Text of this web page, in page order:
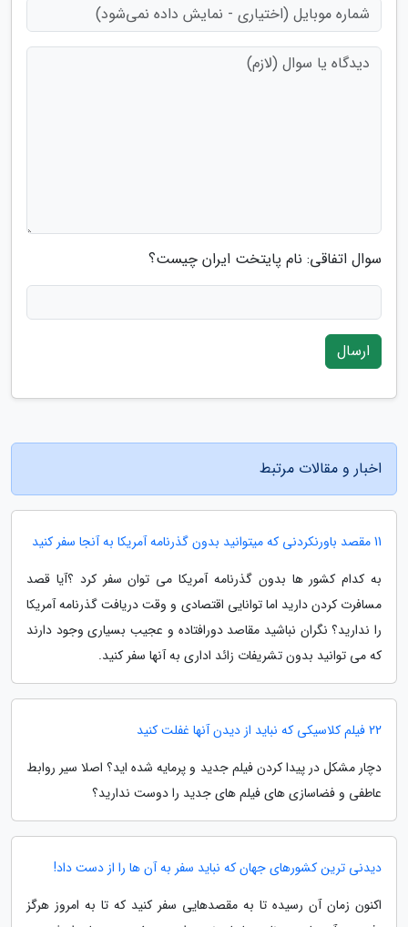
سوال اتفاقی: نام پایتخت ایران چیست؟
ارسال
اخبار و مقالات مرتبط
11 مقصد باورنکردنی که میتوانید بدون گذرنامه آمریکا به آنجا سفر کنید
به کدام کشور ها بدون گذرنامه آمریکا می توان سفر کرد ؟آیا قصد
مسافرت کردن دارید اما توانایی اقتصادی و وقت دریافت گذرنامه آمریکا
را ندارید؟ نگران نباشید مقاصد دورافتاده و عجیب بسیاری وجود دارند
که می توانید بدون تشریفات زائد اداری به آنها سفر کنید.
22 فیلم کلاسیکی که نباید از دیدن آنها غفلت کنید
دچار مشکل در پیدا کردن فیلم جدید و پرمایه شده اید؟ اصلا سیر روابط
عاطفی و فضاسازی های فیلم های جدید را دوست ندارید؟
دیدنی ترین کشورهای جهان که نباید سفر به آن ها را از دست داد!
اکنون زمان آن رسیده تا به مقصدهایی سفر کنید که تا به امروز هرگز